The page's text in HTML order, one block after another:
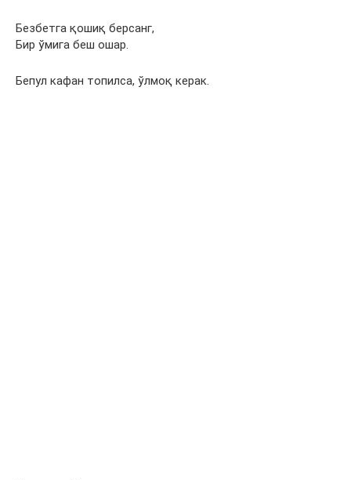
Безбетга қошиқ берсанг,
Бир ўмига беш ошар.
Бепул кафан топилса, ўлмоқ керак.